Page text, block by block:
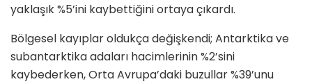
yaklaşık %5’ini kaybettiğini ortaya çıkardı.
Bölgesel kayıplar oldukça değişkendi; Antarktika ve
subantarktika adaları hacimlerinin %2’sini
kaybederken, Orta Avrupa’daki buzullar %39’unu